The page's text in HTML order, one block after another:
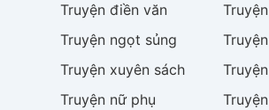
Truyện điền văn Truyện
Truyện ngọt sủng Truyện
Truyện xuyên sách Truyện
Truyện nữ phụ Truyện